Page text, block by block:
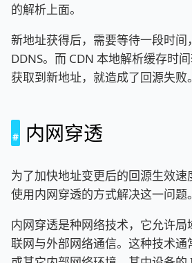
的解析上面。
新地址获得后，需要等待一段时间
DDNS。而 CDN 本地解析缓存时
获取到新地址，就造成了回源失败。
内网穿透
为了加快地址变更后的回源生效
使用内网穿透的方式解决这一问题。
内网穿透是种网络技术，它允许
联网与外部网络通信。这种技术通